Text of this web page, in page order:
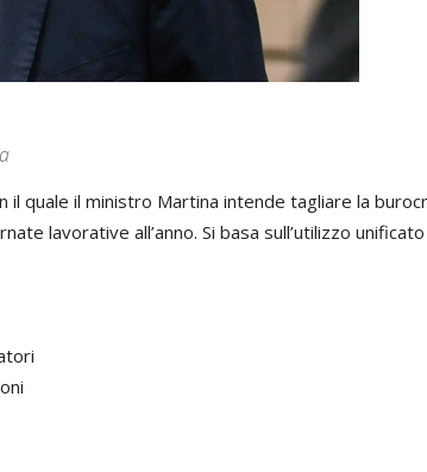
il quale il ministro Martina intende tagliare la
lavorative all’anno. Si basa sull’utilizzo